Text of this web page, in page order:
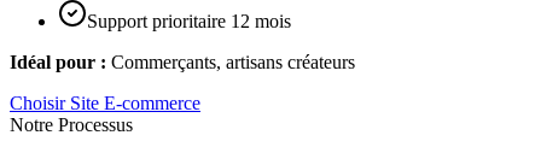
Support prioritaire 12 mois
Idéal pour : Commerçants, artisans créateurs
Choisir Site E-commerce
Notre Processus